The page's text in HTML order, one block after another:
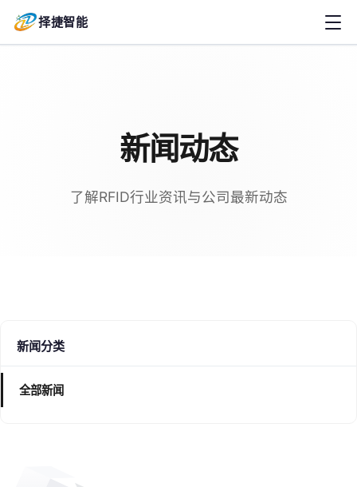
择捷智能
新闻动态
了解RFID行业资讯与公司最新动态
新闻分类
全部新闻